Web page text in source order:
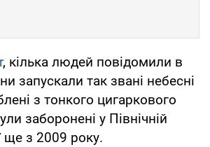
, кілька людей повідомили в
запускали так звані небесні
з тонкого цигаркового
заборонені у Північній
ще з 2009 року.